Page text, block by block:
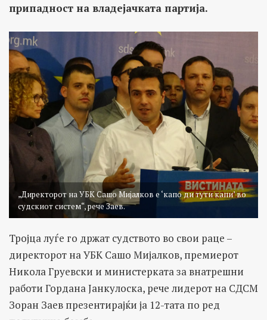
припадност на владејачката партија.
„Директорот на УБК Сашо Мијалков е ‘капо ди тути капи’ во
судскиот систем“, рече Заев.
Тројца луѓе го држат судството во свои раце –
директорот на УБК Сашо Мијалков, премиерот
Никола Груевски и министерката за внатрешни
работи Гордана Јанкулоска, рече лидерот на СДСМ
Зоран Заев презентирајќи ја 12-тата по ред